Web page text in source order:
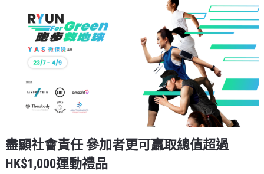
盡顯社會責任 參加者更可贏取總值超過
HK$1,000運動禮品